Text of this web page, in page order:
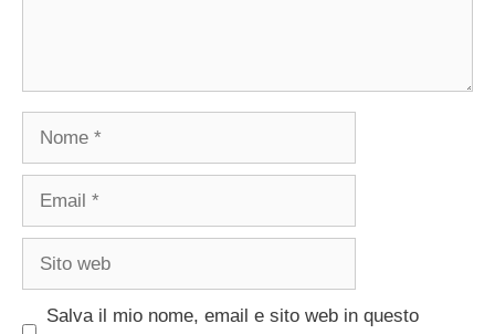
Nome
Email
Sito
Salva il mio nome, email e sito web in questo